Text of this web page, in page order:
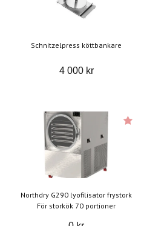
Schnitzelpress köttbankare
4 000 kr
Northdry G290 lyofilisator frystork
För storkök 70 portioner